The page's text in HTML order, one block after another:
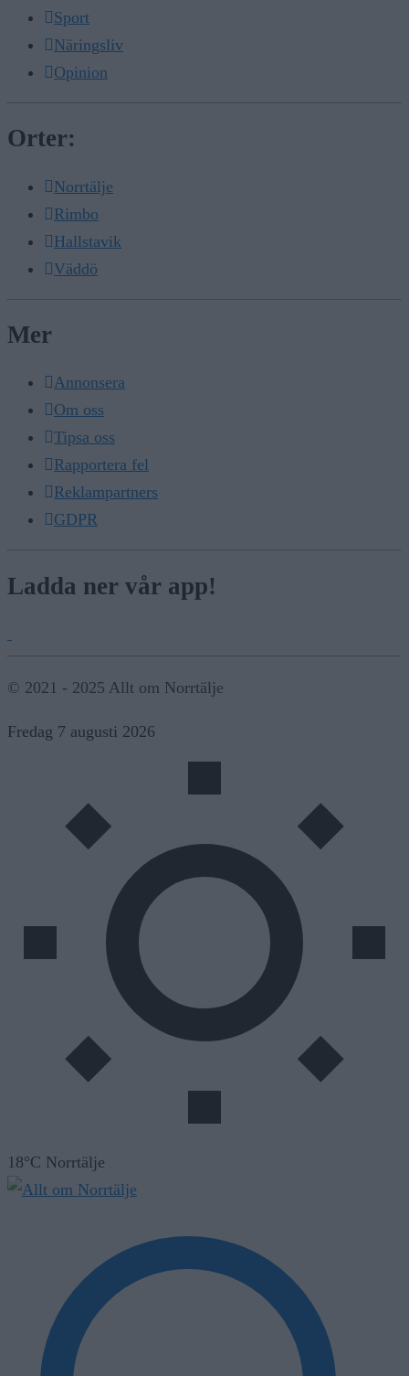
Sport
Näringsliv
Opinion
Orter:
Norrtälje
Rimbo
Hallstavik
Väddö
Mer
Annonsera
Om oss
Tipsa oss
Rapportera fel
Reklampartners
GDPR
Ladda ner vår app!
© 2021 - 2025 Allt om Norrtälje
Fredag 7 augusti 2026
18°C Norrtälje